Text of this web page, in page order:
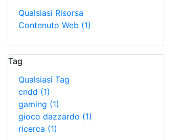
Qualsiasi Risorsa
Contenuto Web (1)
Tag
Qualsiasi Tag
cndd (1)
gaming (1)
gioco dazzardo (1)
ricerca (1)